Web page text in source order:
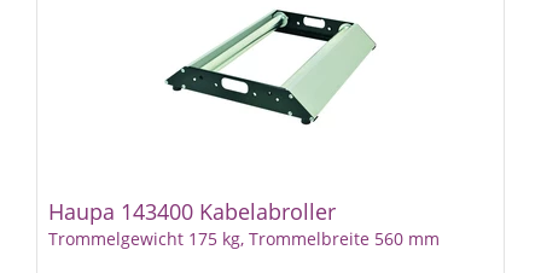
Haupa 143400 Kabelabroller
Trommelgewicht 175 kg, Trommelbreite 560 mm